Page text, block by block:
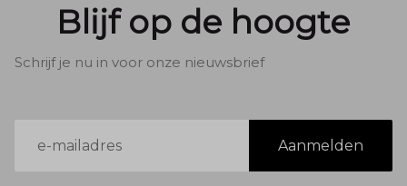
Blijf op de hoogte
Schrijf je nu in voor onze nieuwsbrief
mailadres
Aanmelden